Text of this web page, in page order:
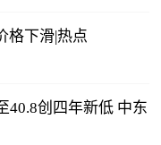
格下滑|热点
40.8创四年新低 中东